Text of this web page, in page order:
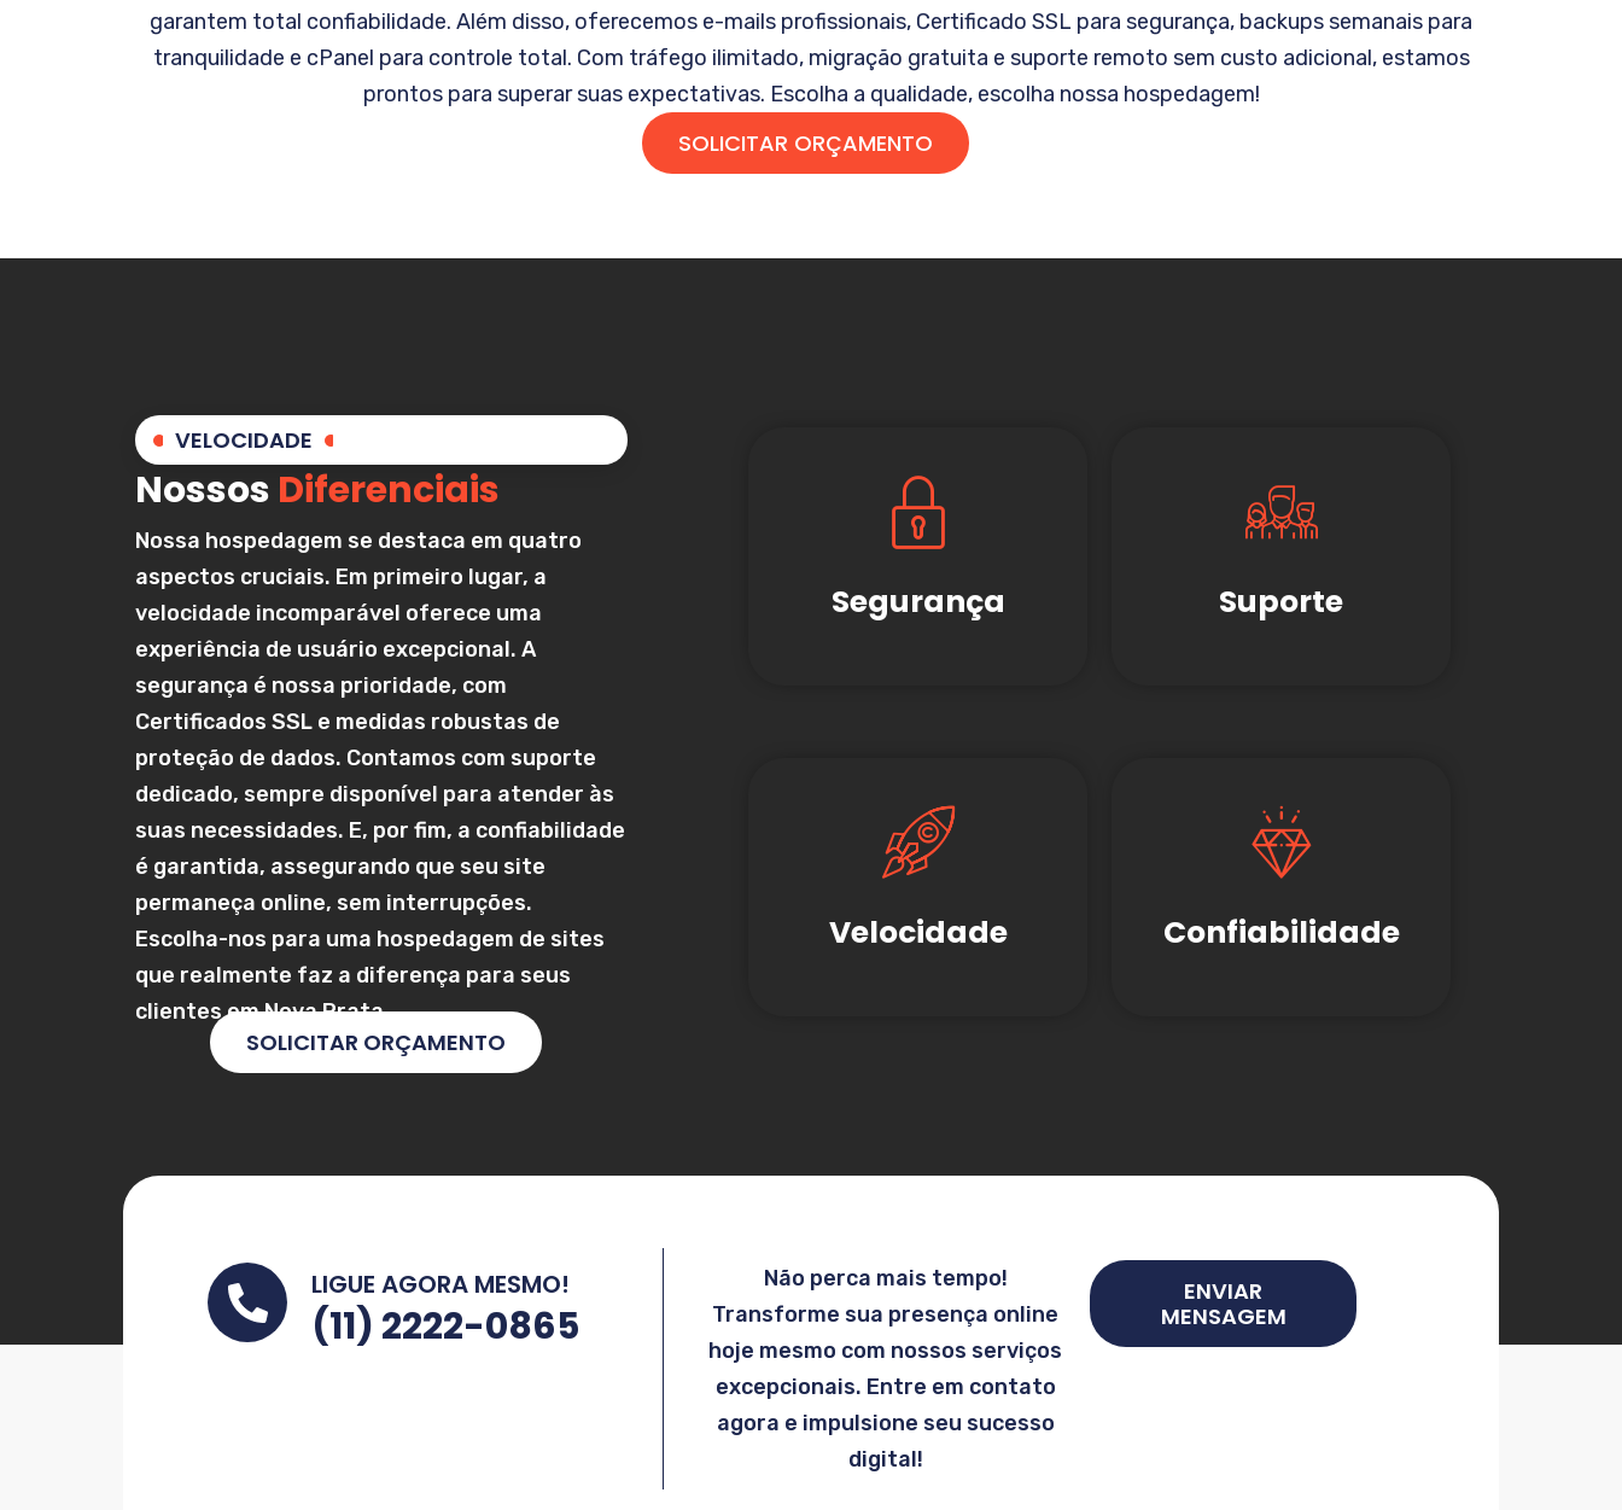
garantem total confiabilidade. Além disso, oferecemos e-mails profissionais, Certificado SSL para segurança, backups semanais para
tranquilidade e cPanel para controle total. Com tráfego ilimitado, migração gratuita e suporte remoto sem custo adicional, estamos
prontos para superar suas expectativas. Escolha a qualidade, escolha nossa hospedagem!
SOLICITAR ORÇAMENTO
VELOCIDADE
Nossos Diferenciais
Nossa hospedagem se destaca em quatro
aspectos cruciais. Em primeiro lugar, a
velocidade incomparável oferece uma
experiência de usuário excepcional. A
segurança é nossa prioridade, com
Certificados SSL e medidas robustas de
proteção de dados. Contamos com suporte
dedicado, sempre disponível para atender às
suas necessidades. E, por fim, a confiabilidade
é garantida, assegurando que seu site
permaneça online, sem interrupções.
Escolha-nos para uma hospedagem de sites
que realmente faz a diferença para seus
clientes emNova Prata.
SOLICITAR ORÇAMENTO
Segurança Suporte
Velocidade Confiabilidade
LIGUE AGORA MESMO!
(11) 2222-0865
Não perca mais tempo!
Transforme sua presença online
hoje mesmo com nossos serviços
excepcionais. Entre em contato
agora e impulsione seu sucesso
digital!
ENVIAR
MENSAGEM